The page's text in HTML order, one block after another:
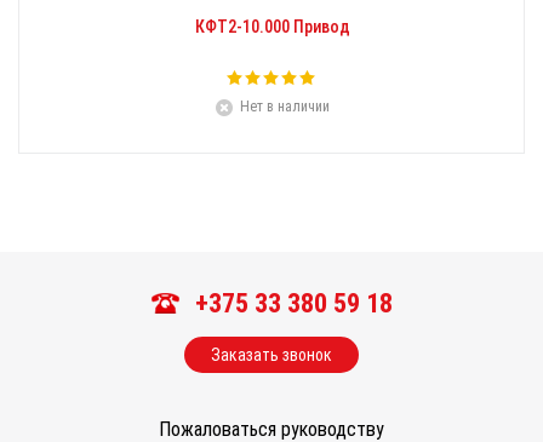
КФТ2-10.000 Привод
Нет в наличии
+375 33 380 59 18
Заказать звонок
Пожаловаться руководству